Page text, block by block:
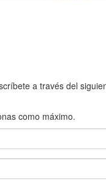
a través del
como máximo.